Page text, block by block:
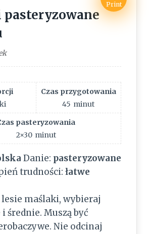
Print
Czas przygotowania
45 minut
pasteryzowania
2×30 minut
Danie: pasteryzowane
trudności: łatwe
lesie maślaki, wybieraj
i średnie. Muszą być
Nie odcinaj